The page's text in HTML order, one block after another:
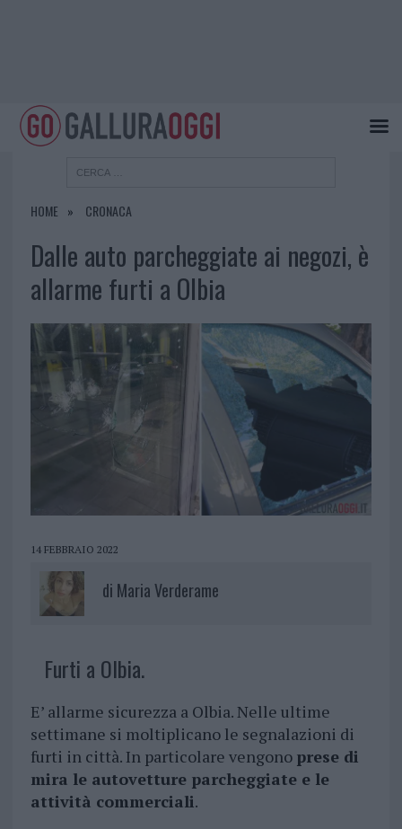
HOME CRONACA
Dalle auto parcheggiate ai negozi, è
allarme furti a Olbia
14 FEBBRAIO 2022
di Maria Verderame
Furti a Olbia.
E’ allarme sicurezza a Olbia. Nelle ultime
settimane si moltiplicano le segnalazioni di
furti in città. In particolare vengono prese di
mira le autovetture parcheggiate e le
attività commerciali.